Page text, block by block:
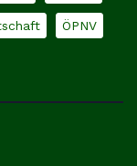
ÖPNV